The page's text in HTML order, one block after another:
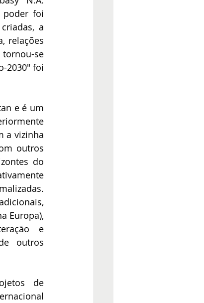
poder foi
a
relações
tornou-se
2030" foi
e é um
a vizinha
outros
do
Europa),
e
outros
de